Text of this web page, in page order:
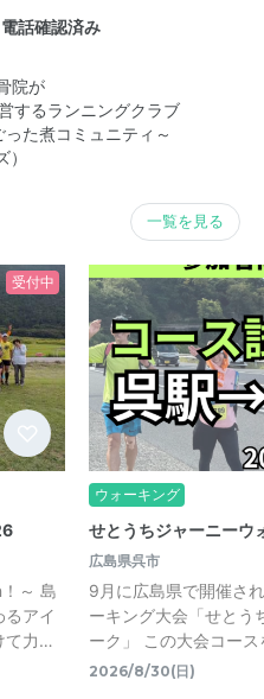
電話確認済み
院が
するランニングクラブ
た煮コミュニティ～
一覧を見る
受付中
～ 島
アイ
て力…
ウォーキング
せとうちジャーニーウ
広島県呉市
9月に広島県で開催さ
ーキング大会「せとう
ーク」 この大会コー
2026/8/30(日)